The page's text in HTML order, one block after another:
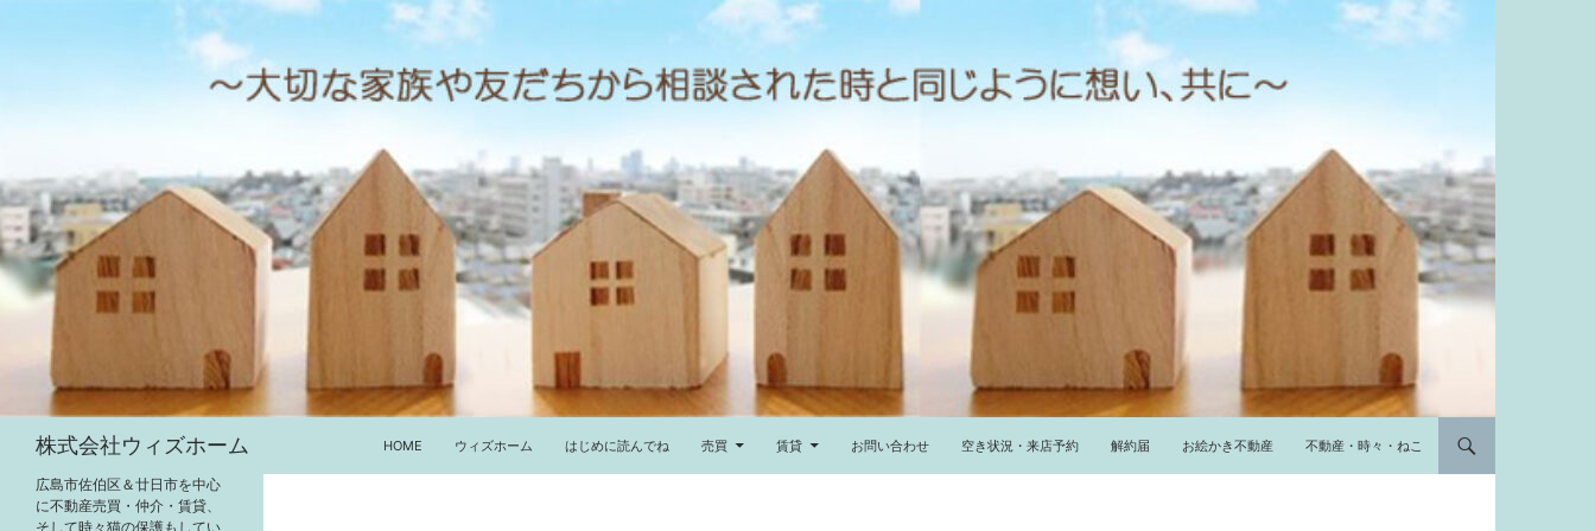
ス
キ
ッ
プ
株式会社ウィズホーム HOME ウィズホーム はじめに読んでね 売買 賃貸 お問い合わせ 空き状況・来店予約 解約届 お絵かき不動産 不動産・時々・ねこ
広島市佐伯区＆廿日市を中心
に不動産売買・仲介・賃貸、
そして時々猫の保護もしてい